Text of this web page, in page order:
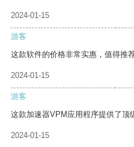
2024-01-15
游客
这款软件的价格非常实惠，值得推荐
2024-01-15
游客
这款加速器VPM应用程序提供了顶
2024-01-15